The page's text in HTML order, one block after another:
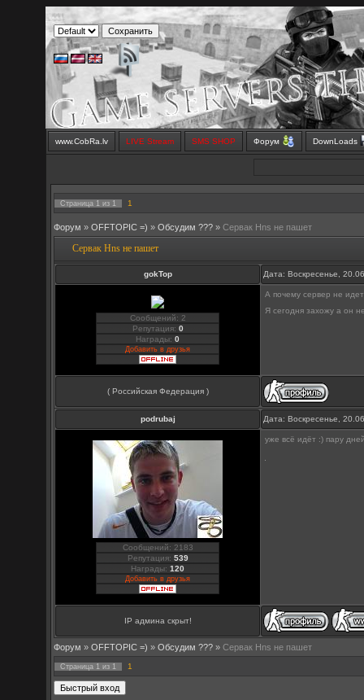
www.CobRa.lv LIVE Stream SMS SHOP Форум DownLoads
Страница 1 из 1 1
Форум » OFFTOPIC =) » Обсудим ??? » Сервак Hns не пашет
Сервак Hns не пашет
gokTop Дата: Воскресенье,
Сообщений: 2
Репутация: 0
Награды:0
Добавить в друзья
А почему сервер не
Я сегодня захожу а он
( Российская Федерация )
podrubaj Дата: Воскресенье,
Сообщений: 2183
Репутация: 539
Награды:120
Добавить в друзья
уже всё идёт :) пару
IP админа скрыт!
Форум » OFFTOPIC =) » Обсудим ??? » Сервак Hns не пашет
Страница 1 из 1 1